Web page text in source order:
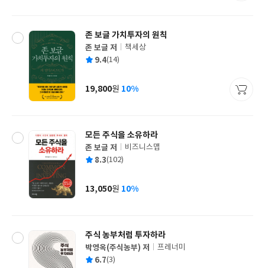
존 보글 가치투자의 원칙
글
쓴
존 보글 저
출
사
책세상
평 9.4(14)
가
19,800원 10%
모든 주식을 소유하라
글
쓴
존 보글 저
출
사
비즈니스맵
평 8.3(102)
가
13,050원 10%
주식 농부처럼 투자하라
글
쓴
박영옥(주식농부) 저
출
프레너미
평 6.7(3)